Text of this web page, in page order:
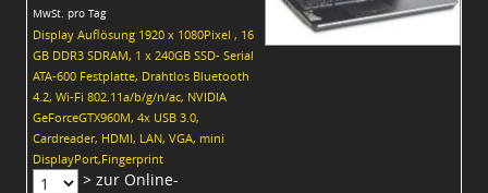
MwSt. pro Tag
Display Auflösung 1920 x 1080Pixel , 16
GB DDR3 SDRAM, 1 x 240GB SSD- Serial
ATA-600 Festplatte, Drahtlos Bluetooth
4.2, Wi-Fi 802.11a/b/g/n/ac, NVIDIA
GeForceGTX960M, 4x USB 3.0,
Cardreader, HDMI, LAN, VGA, mini
DisplayPort,Fingerprint
> zur Online-